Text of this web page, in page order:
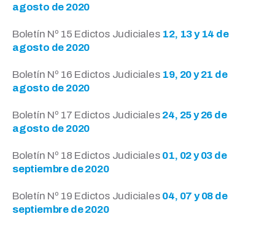
agosto de 2020
Boletín Nº 15 Edictos Judiciales 12, 13 y 14 de
agosto de 2020
Boletín Nº 16 Edictos Judiciales 19, 20 y 21 de
agosto de 2020
Boletín Nº 17 Edictos Judiciales 24, 25 y 26 de
agosto de 2020
Boletín Nº 18 Edictos Judiciales 01, 02 y 03 de
septiembre de 2020
Boletín Nº 19 Edictos Judiciales 04, 07 y 08 de
septiembre de 2020